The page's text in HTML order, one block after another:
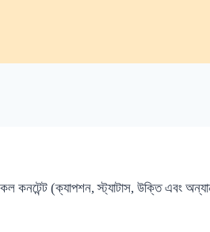
(ক্যাপশন, স্ট্যাটাস, উক্তি এবং